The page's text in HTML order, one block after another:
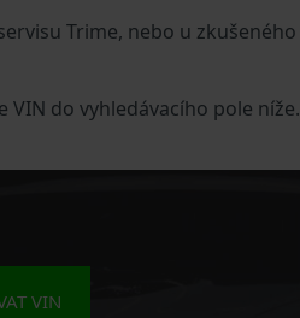
Trime, nebo u zkušeného
do vyhledávacího pole níže.
VIN